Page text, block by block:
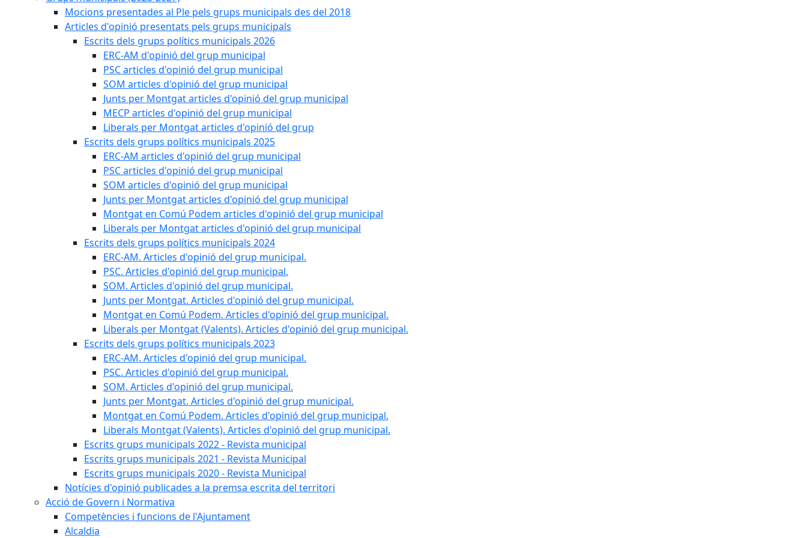
Mocions presentades al Ple pels grups municipals des del 2018
Articles d'opinió presentats pels grups municipals
Escrits dels grups polítics municipals 2026
ERC-AM d'opinió del grup municipal
PSC articles d'opinió del grup municipal
SOM articles d'opinió del grup municipal
Junts per Montgat articles d'opinió del grup municipal
MECP articles d'opinió del grup municipal
Liberals per Montgat articles d'opinió del grup
Escrits dels grups polítics municipals 2025
ERC-AM articles d'opinió del grup municipal
PSC articles d'opinió del grup municipal
SOM articles d'opinió del grup municipal
Junts per Montgat articles d'opinió del grup municipal
Montgat en Comú Podem articles d'opinió del grup municipal
Liberals per Montgat articles d'opinió del grup municipal
Escrits dels grups polítics municipals 2024
ERC-AM. Articles d'opinió del grup municipal.
PSC. Articles d'opinió del grup municipal.
SOM. Articles d'opinió del grup municipal.
Junts per Montgat. Articles d'opinió del grup municipal.
Montgat en Comú Podem. Articles d'opinió del grup municipal.
Liberals per Montgat (Valents). Articles d'opinió del grup municipal.
Escrits dels grups polítics municipals 2023
ERC-AM. Articles d'opinió del grup municipal.
PSC. Articles d'opinió del grup municipal.
SOM. Articles d'opinió del grup municipal.
Junts per Montgat. Articles d'opinió del grup municipal.
Montgat en Comú Podem. Articles d'opinió del grup municipal.
Liberals Montgat (Valents). Articles d'opinió del grup municipal.
Escrits grups municipals 2022 - Revista municipal
Escrits grups municipals 2021 - Revista Municipal
Escrits grups municipals 2020 - Revista Municipal
Notícies d'opinió publicades a la premsa escrita del territori
Acció de Govern i Normativa
Competències i funcions de l'Ajuntament
Alcaldia